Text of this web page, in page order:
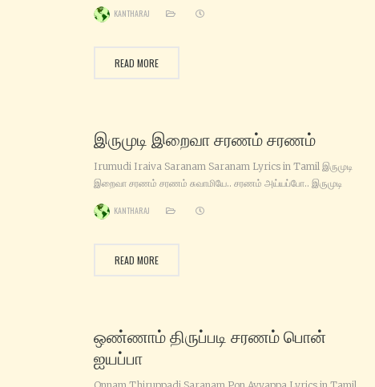
அய்யப்பா சுவாமி அய்யப்பா அய்யப்பா சரணம் அய்யப்பா அவனை நாடு
KANTHARAJ
READ MORE
இருமுடி இறைவா சரணம் சரணம்
Irumudi Iraiva Saranam Saranam Lyrics in Tamil இருமுடி
இறைவா சரணம் சரணம் சுவாமியே.. சரணம் அய்யப்போ.. இருமுடி
அய்யப்போ…. சுவாமியே.. அய்யப்போ…. சுவாமியே.. அய்யப்போ….
சரணம் சரணம் இருமுடி இறைவா சரணம் சரணம் திருவடி வேண்டும்
KANTHARAJ
READ MORE
ஒண்ணாம் திருப்படி சரணம் பொன்
ஐயப்பா